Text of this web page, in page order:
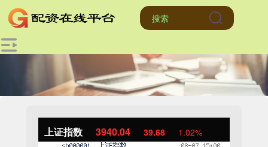
上证指数 3940.04 39.68 1.02%